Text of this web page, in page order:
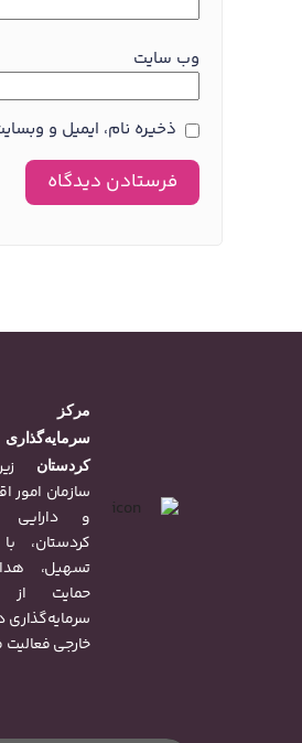
وب‌ سایت
ذخیره نام، ایمیل و
مرکز
کردستان
سازمان امور
و دارایی
کردستان،
تسهیل،
حمایت از
سرمایه‌گذاری
خارجی